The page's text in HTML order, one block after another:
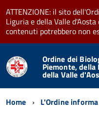
ATTENZIONE: il sito
Liguria e della Valle
contenuti potrebbero non
Ordine dei
Piemonte, della
della Valle
Home L'Ordine informa